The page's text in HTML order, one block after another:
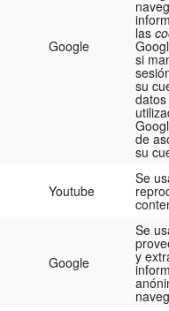
Google
las
si
su
de
su
Youtube
Se
Google
Se
y